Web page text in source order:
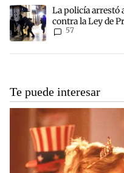
Un artículo de tendencia
La policía arrestó
contra la Ley de
3 agentes heridos
57